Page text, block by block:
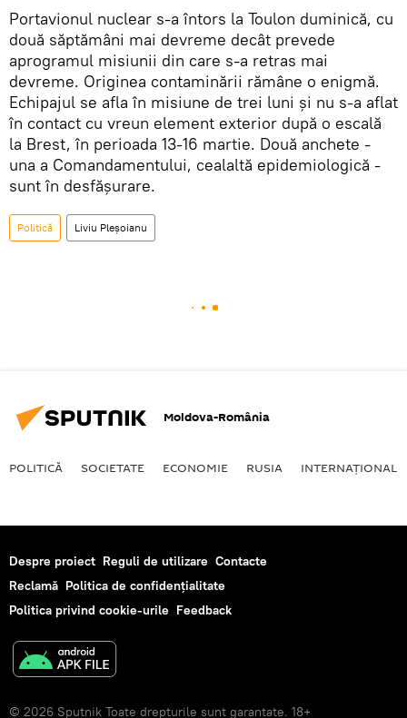
Portavionul nuclear s-a întors la Toulon duminică, cu
două săptămâni mai devreme decât prevede
aprogramul misiunii din care s-a retras mai
devreme. Originea contaminării rămâne o enigmă.
Echipajul se afla în misiune de trei luni şi nu s-a aflat
în contact cu vreun element exterior după o escală
la Brest, în perioada 13-16 martie. Două anchete -
una a Comandamentului, cealaltă epidemiologică -
sunt în desfăşurare.
Politică Liviu Pleșoianu
Moldova-România
POLITICĂ SOCIETATE ECONOMIE RUSIA INTERNAŢIONAL
Despre proiect Reguli de utilizare Contacte
Reclamă Politica de confidențialitate
Politica privind cookie-urile Feedback
© 2026 Sputnik Toate drepturile sunt garantate. 18+